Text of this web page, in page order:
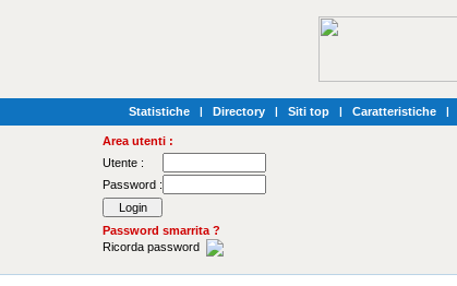
Statistiche | Directory | Siti top | Caratteristiche |
Area utenti :
Utente :
Password :
Password smarrita ?
Ricorda password